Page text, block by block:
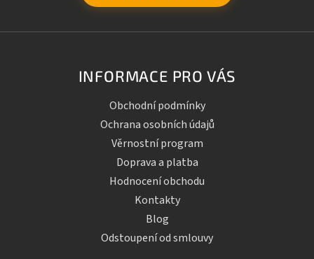
INFORMACE PRO VÁS
Obchodní podmínky
Ochrana osobních údajů
Věrnostní program
Doprava a platba
Hodnocení obchodu
Kontakty
Blog
Odstoupení od smlouvy